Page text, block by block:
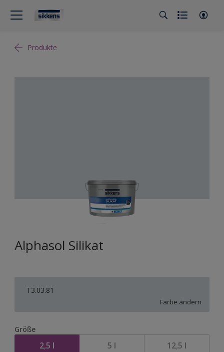
Produkte
Alphasol Silikat
T3.03.81
Farbe ändern
Größe
2,5 l 5 l 12,5 l